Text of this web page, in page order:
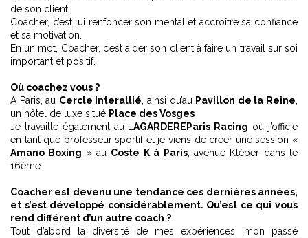
de son client.
Coacher, c’est lui renfoncer son mental et accroître sa confiance
et sa motivation.
En un mot, Coacher, c’est aider son client à faire un travail sur soi
important et positif.
Où coachez vous ?
A Paris, au Cercle Interallié , ainsi qu’au Pavillon de la Reine
un hôtel de luxe situé Place des Vosges
Je travaille également au LAGARDERE Paris Racing où j’officie
en tant que professeur sportif et je viens de créer une session «
Amano Boxing » au Coste K à Paris, avenue Kléber dans le
16ème.
Coacher est devenu une tendance ces dernières années,
et s’est développé considérablement. Qu’est ce qui vous
rend différent d’un autre coach ?
Tout d’abord la diversité de mes expériences, mon passé